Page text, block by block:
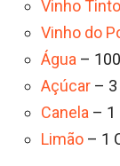
Vinho Tinto
Vinho do
Água –
Açúcar – 3
Canela – 1
Limão – 1